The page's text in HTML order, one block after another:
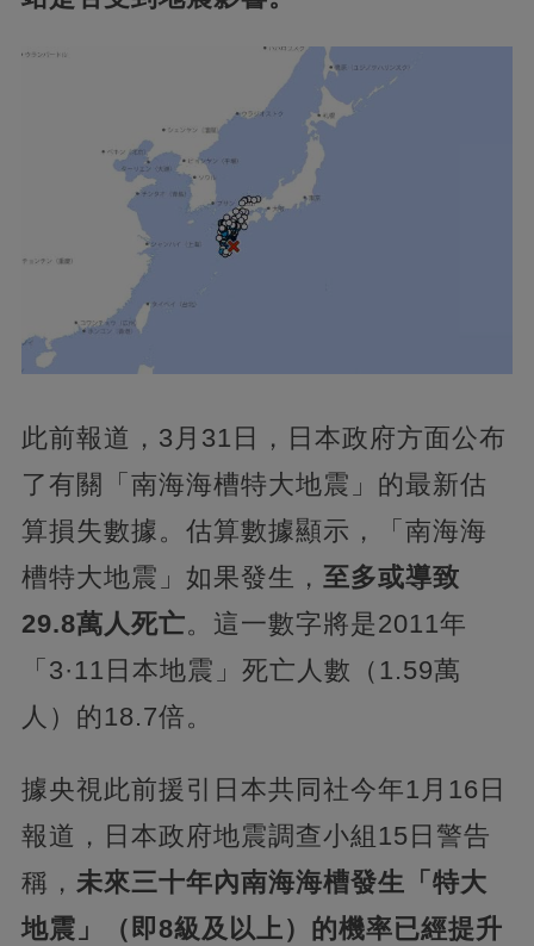
此前報道，3月31日，日本政府方面公布
了有關「南海海槽特大地震」的最新估
算損失數據。估算數據顯示，「南海海
槽特大地震」如果發生， 至多或導致
29.8萬人死亡。這一數字將是2011年
「3·11日本地震」死亡人數（1.59萬
人）的18.7倍。
據央視此前援引日本共同社今年1月16日
報道，日本政府地震調查小組15日警告
稱， 未來三十年內南海海槽發生「特大
地震」（即8級及以上）的機率已經提升